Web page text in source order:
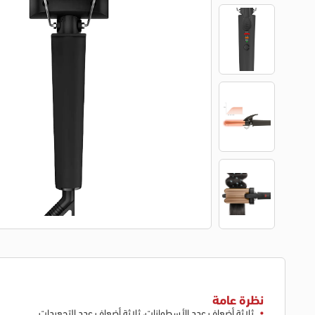
نظرة عامة
ثلاثة أضعاف عدد الأسطوانات، ثلاثة أضعاف عدد التجعيدات